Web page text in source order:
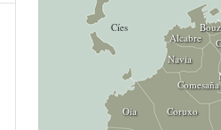
Cíes
Coruxo
Alcabre
Comesaña
Navia
Oia